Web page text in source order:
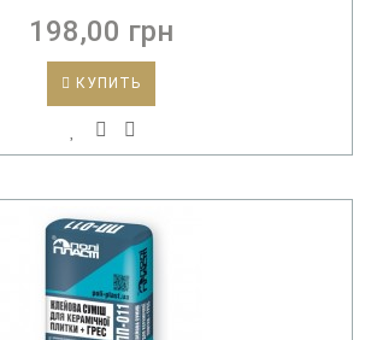
198,00 грн
КУПИТЬ